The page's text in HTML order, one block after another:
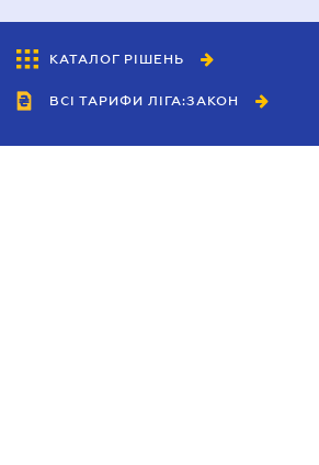
КАТАЛОГ РІШЕНЬ
ВСІ ТАРИФИ ЛІГА:ЗАКОН